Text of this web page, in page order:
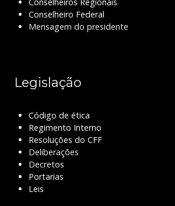
Conselheiro Federal
Mensagem do presidente
Legislação
Código de ética
Regimento Interno
Resoluções do CFF
Deliberações
Decretos
Portarias
Leis